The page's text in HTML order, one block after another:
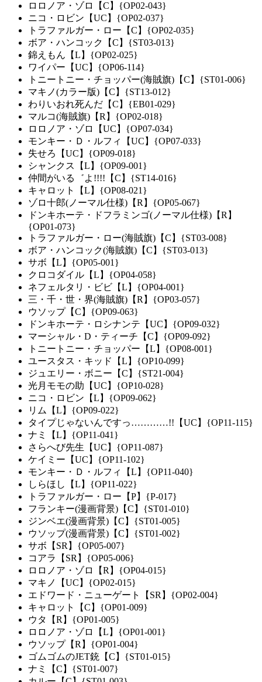
ロロノア・ゾロ【C】{OP02-043}
ニコ・ロビン【UC】{OP02-037}
トラファルガー・ロー【C】{OP02-035}
ボア・ハンコック【C】{ST03-013}
錦えもん【L】{OP02-025}
ワイパー【UC】{OP06-114}
トニートニー・チョッパー(海賊旗)【C】{ST01-006}
マキノ(カラー版)【C】{ST13-012}
わりいおれ死んだ【C】{EB01-029}
マルコ(海賊旗)【R】{OP02-018}
ロロノア・ゾロ【UC】{OP07-034}
モンキー・Ｄ・ルフィ【UC】{OP07-033}
失せろ【UC】{OP09-018}
シャンクス【L】{OP09-001}
仲間がいる゛よ!!!!【C】{ST14-016}
キャロット【L】{OP08-021}
ゾロ十郎(ノーマル仕様)【R】{OP05-067}
ドンキホーテ・ドフラミンゴ(ノーマル仕様)【R】
{OP01-073}
トラファルガー・ロー(海賊旗)【C】{ST03-008}
ボア・ハンコック(海賊旗)【C】{ST03-013}
サボ【L】{OP05-001}
クロコダイル【L】{OP04-058}
ネフェルタリ・ビビ【L】{OP04-001}
三・千・世・界(海賊旗)【R】{OP03-057}
ウソップ【C】{OP09-063}
ドンキホーテ・ロシナンテ【UC】{OP09-032}
マーシャル・D・ティーチ【C】{OP09-092}
トニートニー・チョッパー【L】{OP08-001}
ユースタス・キッド【L】{OP10-099}
ジュエリー・ボニー【C】{ST21-004}
光月モモの助【UC】{OP10-028}
ニコ・ロビン【L】{OP09-062}
リム【L】{OP09-022}
タイプじゃないんですっ…………!!【UC】{OP11-115}
ナミ【L】{OP11-041}
さらへび先生【UC】{OP11-087}
ケイミー【UC】{OP11-102}
モンキー・Ｄ・ルフィ【L】{OP11-040}
しらほし【L】{OP11-022}
トラファルガー・ロー【P】{P-017}
フランキー(漫画背景)【C】{ST01-010}
ジンベエ(漫画背景)【C】{ST01-005}
ウソップ(漫画背景)【C】{ST01-002}
サボ【SR】{OP05-007}
コアラ【SR】{OP05-006}
ロロノア・ゾロ【R】{OP04-015}
マキノ【UC】{OP02-015}
エドワード・ニューゲート【SR】{OP02-004}
キャロット【C】{OP01-009}
ウタ【R】{OP01-005}
ロロノア・ゾロ【L】{OP01-001}
ウソップ【R】{OP01-004}
ゴムゴムのJET銃【C】{ST01-015}
ナミ【C】{ST01-007}